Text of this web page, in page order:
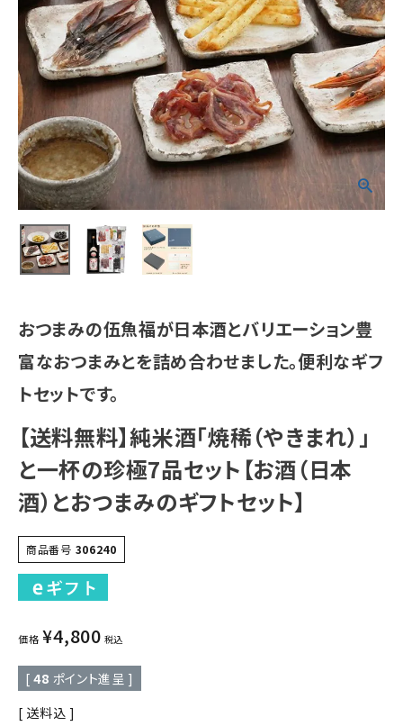
おつまみの伍魚福が日本酒とバリエーション豊
富なおつまみとを詰め合わせました。便利なギフ
トセットです。
【送料無料】純米酒「焼稀（やきまれ）」
と一杯の珍極7品セット【お酒（日本
酒）とおつまみのギフトセット】
商品番号 306240
価格 ¥4,800 税込
[ 48 ポイント進呈 ]
送料込